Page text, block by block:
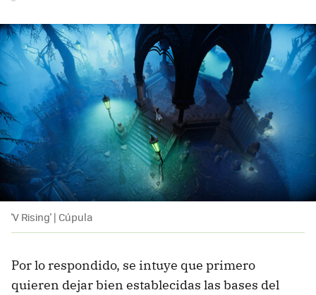
'V Rising' | Cúpula
Por lo respondido, se intuye que primero
quieren dejar bien establecidas las bases del